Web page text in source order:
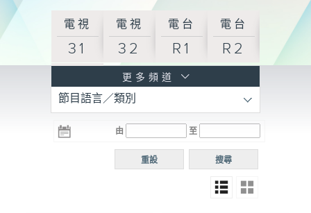
電視
31
電視
32
電台
R1
電台
R2
R3
電台 電台
R5
電台
普通
更多頻道
節目語言／類別
由 至
搜尋
重設